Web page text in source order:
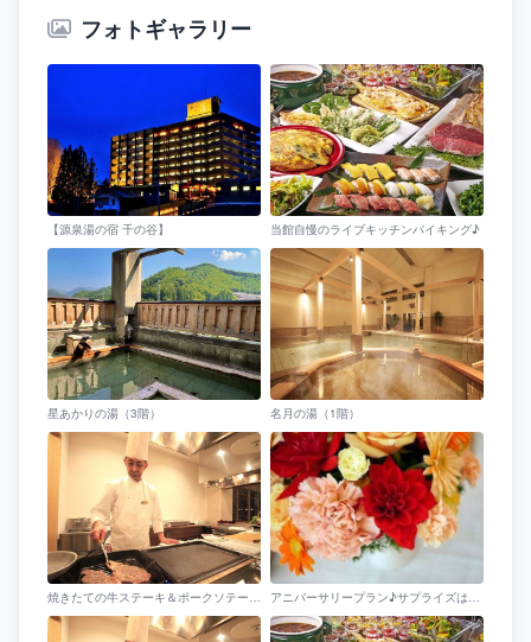
フォトギャラリー
【源泉湯の宿 千の谷】 当館自慢のライブキッチンバイキング♪
星あかりの湯（3階） 名月の湯（1階）
焼きたての牛ステーキ＆ポークソテーも食べ放題♪ アニバーサリープラン♪サプライズはご相談ください・・・